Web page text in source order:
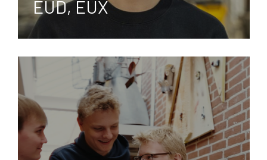
GYMNASIERHHX, HTX, HF
EUD, EUX